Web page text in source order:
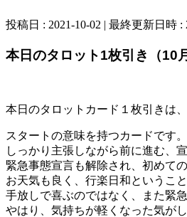
投稿日 : 2021-10-02 最終更新日時 :
本日のタロット1枚引き（10
本日のタロットカード１枚引きは
スタートの意味を持つカードです。
しっかり主張しながら前に進む、
緊急事態宣言も解除され、初めての
お天気も良く、行楽日和というこ
手放しで喜ぶのではなく、また緊
やはり、気持ちが軽くなった気がし